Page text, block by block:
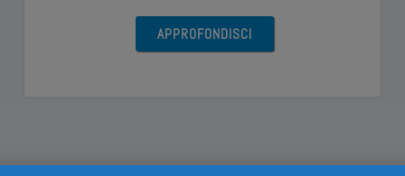
APPROFONDISCI